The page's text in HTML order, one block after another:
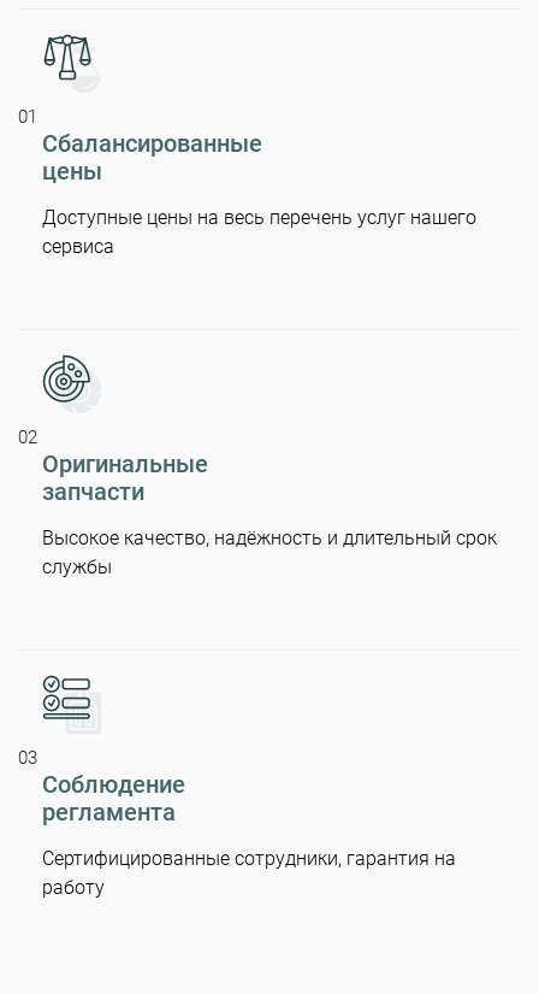
01
Сбалансированные
цены
Доступные цены на весь перечень услуг нашего
сервиса
02
Оригинальные
запчасти
Высокое качество, надёжность и длительный срок
службы
03
Соблюдение
регламента
Сертифицированные сотрудники, гарантия на
работу